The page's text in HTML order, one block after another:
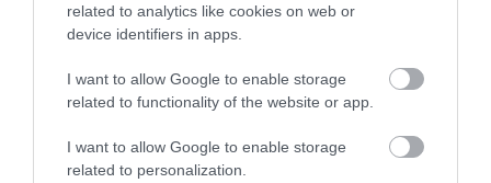
related to analytics like cookies on web or
device identifiers in apps.
I want to allow Google to enable storage
related to functionality of the website or app.
I want to allow Google to enable storage
related to personalization.